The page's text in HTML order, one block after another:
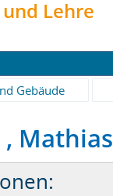
Lehre
Gebäude